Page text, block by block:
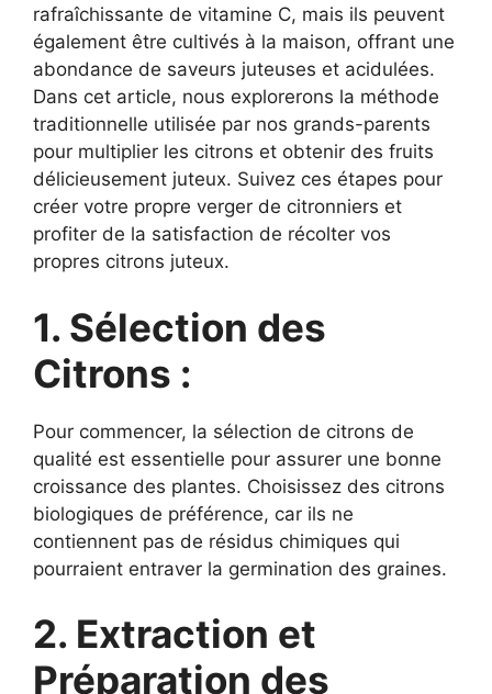
rafraîchissante de vitamine C, mais ils peuvent
également être cultivés à la maison, offrant une
abondance de saveurs juteuses et acidulées.
Dans cet article, nous explorerons la méthode
traditionnelle utilisée par nos grands-parents
pour multiplier les citrons et obtenir des fruits
délicieusement juteux. Suivez ces étapes pour
créer votre propre verger de citronniers et
profiter de la satisfaction de récolter vos
propres citrons juteux.
1. Sélection des
Citrons :
Pour commencer, la sélection de citrons de
qualité est essentielle pour assurer une bonne
croissance des plantes. Choisissez des citrons
biologiques de préférence, car ils ne
contiennent pas de résidus chimiques qui
pourraient entraver la germination des graines.
2. Extraction et
Préparation des